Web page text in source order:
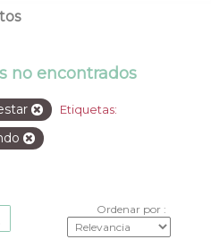
no encontrados
Etiquetas:
Ordenar por